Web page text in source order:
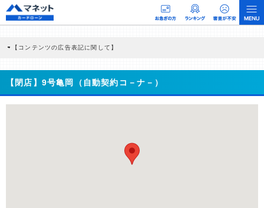
【コンテンツの広告表記に関して】
商品を根拠なくPRするものではなく、当編集部の調査／ユーザーへの口コミ収集な
どに基づき、公平性を担保した情報提供を行っています。
>提携企業一覧
【閉店】9号亀岡（自動契約コ－ナ－）